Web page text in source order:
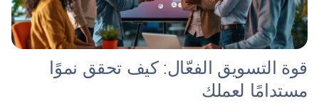
قوة التسويق الفعّال: كيف تحقق نموًا
مستدامًا لعملك